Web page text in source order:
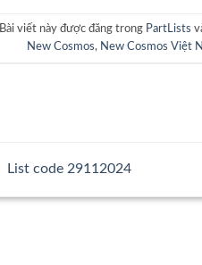
Bài viết này được đăng trong PartLists
New Cosmos, New Cosmos Việt
List code 29112024